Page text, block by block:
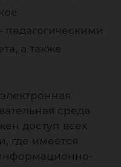
а также
среда
доступ всех
где имеется